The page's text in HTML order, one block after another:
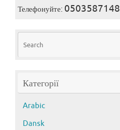
Телефонуйте: 0503587148
Категорії
Arabic
Dansk